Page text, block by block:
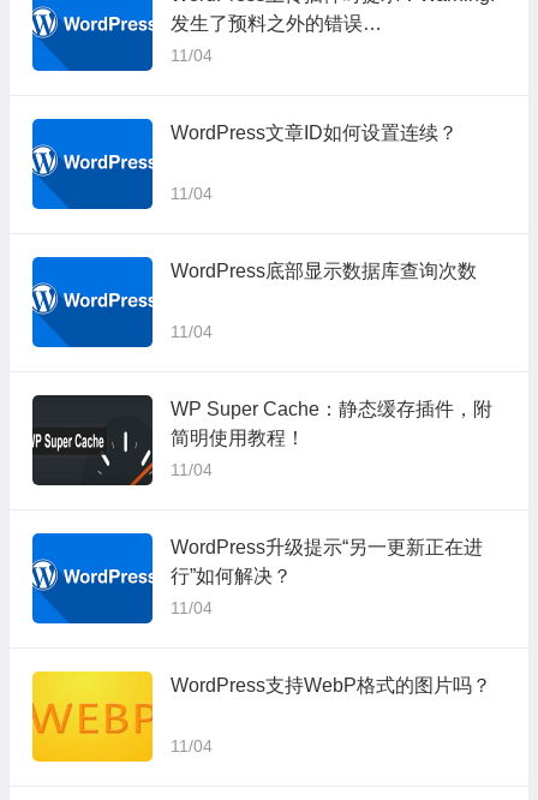
发生了预料之外的错误…
11/04
WordPress文章ID如何设置连续？
11/04
WordPress底部显示数据库查询次数
11/04
WP Super Cache：静态缓存插件，附
简明使用教程！
11/04
WordPress升级提示“另一更新正在进
行”如何解决？
11/04
WordPress支持WebP格式的图片吗？
11/04